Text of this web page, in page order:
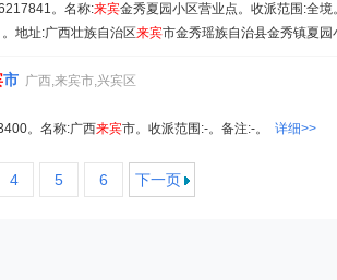
。名称:来宾金秀夏园小区营业点。收派范围:全
地址:广西壮族自治区来宾市金秀瑶族自治县金秀镇夏
市 广西,来宾市,兴宾区
。名称:广西来宾市。收派范围:-。备注:-。 详细>>
4 5 6 下一页